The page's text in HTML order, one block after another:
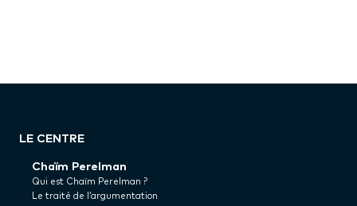
LE CENTRE
Chaïm Perelman
Qui est Chaïm Perelman ?
Le traité de l’argumentation